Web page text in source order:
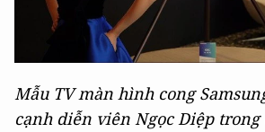
Mẫu TV màn hình cong
cạnh diễn viên Ngọc Diệp